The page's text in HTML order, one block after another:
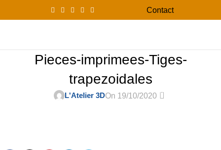
Contact
Pieces-imprimees-Tiges-
trapezoidales
L'Atelier 3DOn 19/10/2020 0